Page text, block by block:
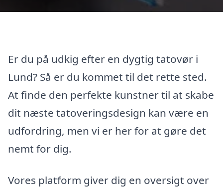
Er du på udkig efter en dygtig tatovør i
Lund? Så er du kommet til det rette sted.
At finde den perfekte kunstner til at skabe
dit næste tatoveringsdesign kan være en
udfordring, men vi er her for at gøre det
nemt for dig.
Vores platform giver dig en oversigt over